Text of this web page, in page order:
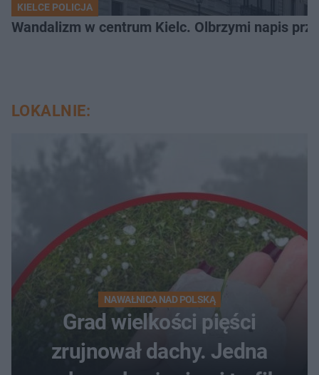
KIELCE POLICJA
Wandalizm w centrum Kielc. Olbrzymi napis
LOKALNIE:
NAWAŁNICA NAD POLSKĄ
Grad wielkości pięści
zrujnował dachy. Jedna